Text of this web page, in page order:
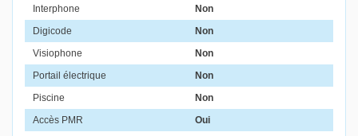
Interphone
Non
Digicode
Non
Visiophone
Non
Portail électrique
Non
Piscine
Non
Accès PMR
Oui